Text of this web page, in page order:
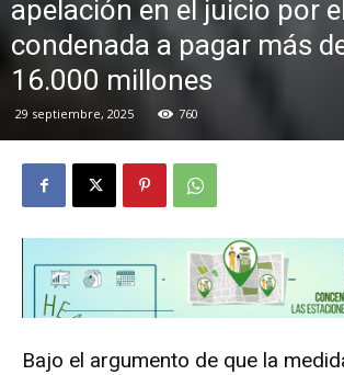
apelación en el juicio por
condenada a pagar más
16.000 millones
29 septiembre, 2025 760
Bajo el argumento de que la